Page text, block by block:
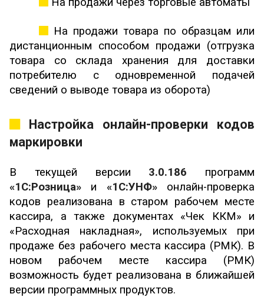
На продажи товара по образцам или
дистанционным способом продажи (отгрузка
товара со склада хранения для доставки
потребителю с одновременной подачей
сведений о выводе товара из оборота)
Настройка онлайн-проверки кодов
маркировки
В текущей версии 3.0.186 программ
«1С:Розница» и «1С:УНФ» онлайн-проверка
кодов реализована в старом рабочем месте
кассира, а также документах «Чек ККМ» и
«Расходная накладная», используемых при
продаже без рабочего места кассира (РМК). В
новом рабочем месте кассира (РМК)
возможность будет реализована в ближайшей
версии программных продуктов.